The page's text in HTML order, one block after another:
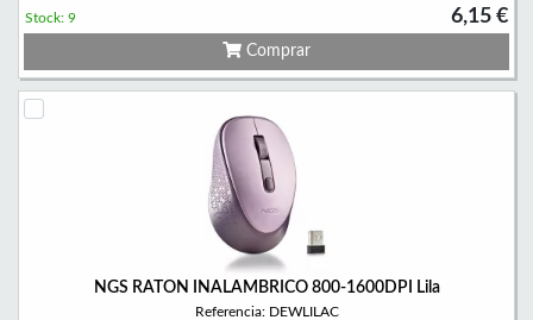
6,15 €
Stock: 9
Comprar
NGS RATON INALAMBRICO 800-1600DPI Lila
Referencia: DEWLILAC